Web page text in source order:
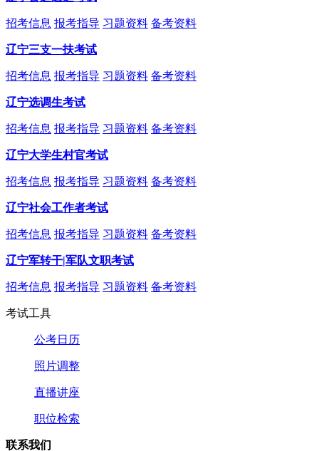
招考信息 报考指导 习题资料 备考资料
辽宁三支一扶考试
招考信息 报考指导 习题资料 备考资料
辽宁选调生考试
招考信息 报考指导 习题资料 备考资料
辽宁大学生村官考试
招考信息 报考指导 习题资料 备考资料
辽宁社会工作者考试
招考信息 报考指导 习题资料 备考资料
辽宁军转干|军队文职考试
招考信息 报考指导 习题资料 备考资料
考试工具
公考日历
照片调整
直播讲座
职位检索
联系我们